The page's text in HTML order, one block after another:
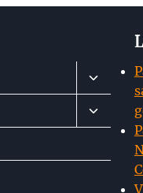
Alternar
menú
hijo
Alternar
menú